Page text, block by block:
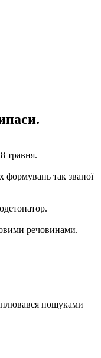
травня.
формувань так званої
речовинами.
пошуками